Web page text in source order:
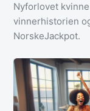
Nyforlovet
vinnerhistorien
NorskeJackpot.